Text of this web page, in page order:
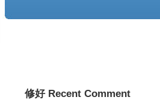
修好 Recent Comment